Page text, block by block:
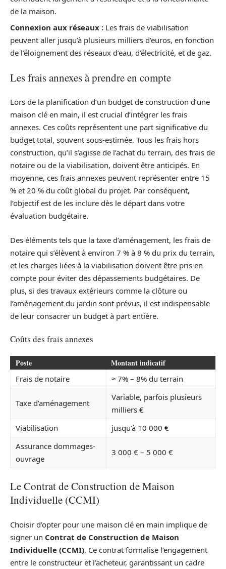
de la maison.
Connexion aux réseaux : Les frais de viabilisation
peuvent aller jusqu’à plusieurs milliers d’euros, en fonction
de l’éloignement des réseaux d’eau, d’électricité, et de gaz.
Les frais annexes à prendre en compte
Lors de la planification d’un budget de construction d’une
maison clé en main, il est crucial d’intégrer les frais
annexes. Ces coûts représentent une part significative du
budget total, souvent sous-estimée. Tous les frais hors
construction, qu’il s’agisse de l’achat du terrain, des frais de
notaire ou de la viabilisation, doivent être anticipés. En
moyenne, ces frais annexes peuvent représenter entre 15
% et 20 % du coût global du projet. Par conséquent,
l’objectif est de les inclure dès le départ dans votre
évaluation budgétaire.
Des éléments tels que la taxe d’aménagement, les frais de
notaire qui s’élèvent à environ 7 % à 8 % du prix du terrain,
et les charges liées à la viabilisation doivent être pris en
compte pour éviter des dépassements budgétaires. De
plus, si des travaux extérieurs comme la clôture ou
l’aménagement du jardin sont prévus, il est indispensable
de leur consacrer un budget à part entière.
Coûts des frais annexes
Poste Montant indicatif
Frais de notaire ≈ 7% – 8% du terrain
Taxe d’aménagement
Variable, parfois plusieurs
milliers €
Viabilisation
jusqu’à 10 000 €
Assurance dommages-
ouvrage
3 000 € – 5 000 €
Le Contrat de Construction de Maison
Individuelle (CCMI)
Choisir d’opter pour une maison clé en main implique de
signer un Contrat de Construction de Maison
Individuelle (CCMI). Ce contrat formalise l’engagement
entre le constructeur et l’acheteur, garantissant un cadre